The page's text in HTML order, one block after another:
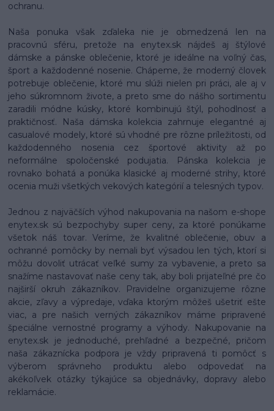
ochranu.
Naša ponuka však zďaleka nie je obmedzená len na
pracovnú sféru, pretože na enytex.sk nájdeš aj štýlové
dámske a pánske oblečenie, ktoré je ideálne na voľný čas,
šport a každodenné nosenie. Chápeme, že moderný človek
potrebuje oblečenie, ktoré mu slúži nielen pri práci, ale aj v
jeho súkromnom živote, a preto sme do nášho sortimentu
zaradili módne kúsky, ktoré kombinujú štýl, pohodlnosť a
praktičnosť. Naša dámska kolekcia zahrnuje elegantné aj
casualové modely, ktoré sú vhodné pre rôzne príležitosti, od
každodenného nosenia cez športové aktivity až po
neformálne spoločenské podujatia. Pánska kolekcia je
rovnako bohatá a ponúka klasické aj moderné strihy, ktoré
ocenia muži všetkých vekových kategórií a telesných typov.
Jednou z najväčších výhod nakupovania na našom e-shope
enytex.sk sú bezpochyby super ceny, za ktoré ponúkame
všetok náš tovar. Veríme, že kvalitné oblečenie, obuv a
ochranné pomôcky by nemali byť výsadou len tých, ktorí si
môžu dovoliť utrácať veľké sumy za vybavenie, a preto sa
snažíme nastavovať naše ceny tak, aby boli prijateľné pre čo
najširší okruh zákazníkov. Pravidelne organizujeme rôzne
akcie, zľavy a výpredaje, vďaka ktorým môžeš ušetriť ešte
viac, a pre našich verných zákazníkov máme pripravené
špeciálne vernostné programy a výhody. Nakupovanie na
enytex.sk je jednoduché, prehľadné a bezpečné, pričom
naša zákaznícka podpora je vždy pripravená ti pomôcť s
výberom správneho produktu alebo odpovedať na
akékoľvek otázky týkajúce sa objednávky, dopravy alebo
reklamácie.